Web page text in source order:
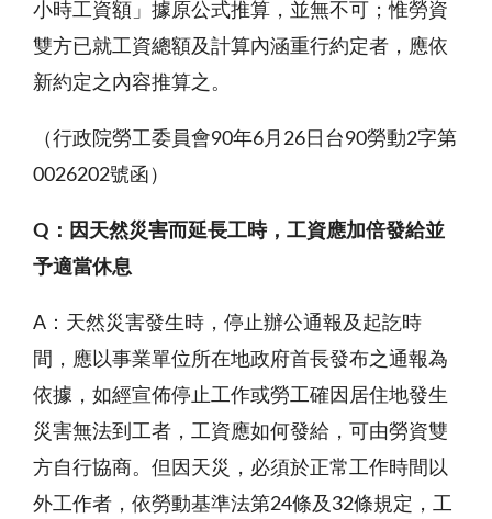
小時工資額」據原公式推算，並無不可；惟勞資
雙方已就工資總額及計算內涵重行約定者，應依
新約定之內容推算之。
（行政院勞工委員會90年6月26日台90勞動2字第
0026202號函）
Q ：因天然災害而延長工時，工資應加倍發給並
予適當休息
A ：天然災害發生時，停止辦公通報及起訖時
間，應以事業單位所在地政府首長發布之通報為
依據，如經宣佈停止工作或勞工確因居住地發生
災害無法到工者，工資應如何發給，可由勞資雙
方自行協商。但因天災，必須於正常工作時間以
外工作者，依勞動基準法第24條及32條規定，工